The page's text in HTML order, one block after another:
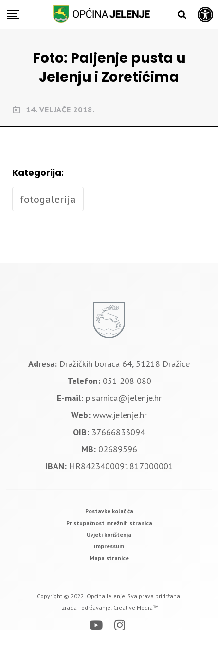
Open toolbar
Skip
Foto: Paljenje pusta u
Jelenju i Zoretićima
14. VELJAČE 2018.
Kategorija:
fotogalerija
Adresa: Dražičkih boraca 64, 51218 Dražice
Telefon: 051 208 080
E-mail: pisarnica@jelenje.hr
Web: www.jelenje.hr
OIB: 37666833094
MB: 02689596
IBAN: HR8423400091817000001
Postavke kolačića
Pristupačnost mrežnih stranica
Uvjeti korištenja
Impressum
Mapa stranice
Copyright © 2022. Općina Jelenje. Sva prava pridržana.
Izrada i održavanje: Creative Media™